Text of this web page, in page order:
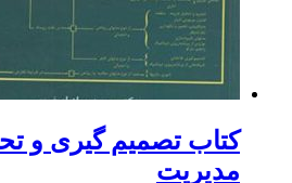
کتاب تصمیم گیری و
مدیریت